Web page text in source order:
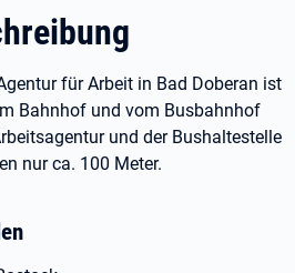
für Arbeit in Bad Doberan ist
Bahnhof und vom Busbahnhof
und der Bushaltestelle
nur ca. 100 Meter.